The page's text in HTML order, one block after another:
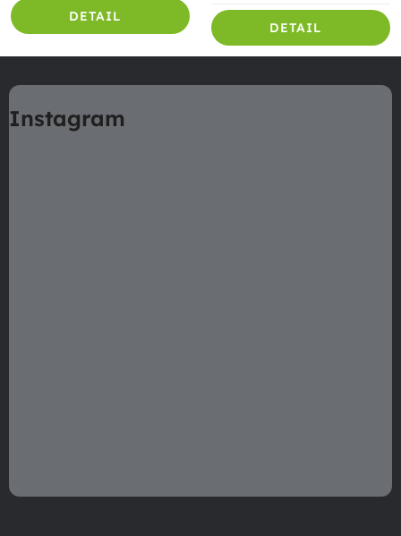
DETAIL
DETAIL
á
pInstagram